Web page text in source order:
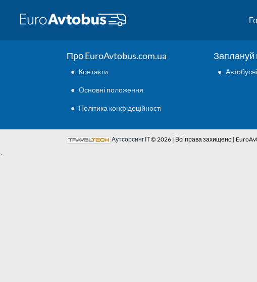
Про EuroAvtobus.com.ua
● Контакти
● Основні положення
● Політика конфідеційності
Заплануй
●
Аутсорсинг ІТ© 2026 | Всі права захищено |
`